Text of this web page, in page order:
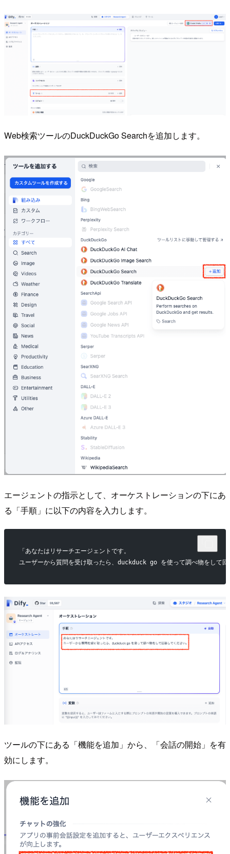
Web検索ツールのDuckDuckGo Searchを追加します。
エージェントの指示として、オーケストレーションの下にあ
る「手順」に以下の内容を入力します。
「あなたはリサーチエージェントです。
ユーザーから質問を受け取ったら、duckduck go を使って調べ物をして回
ツールの下にある「機能を追加」から、「会話の開始」を有
効にします。